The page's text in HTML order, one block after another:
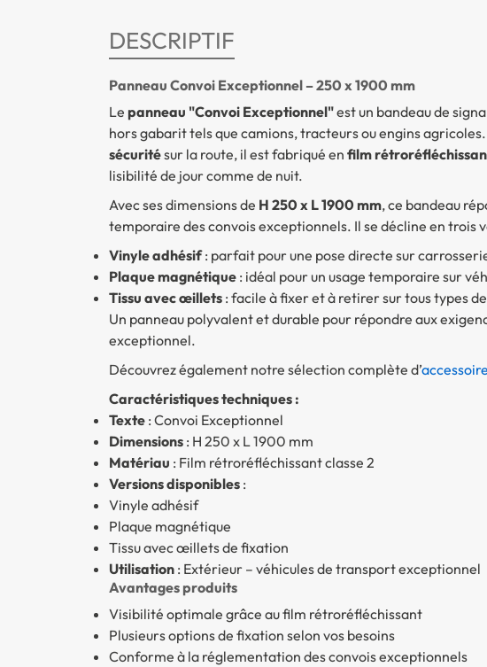
DESCRIPTIF
Panneau Convoi Exceptionnel – 250 x 1900 mm
Le panneau "Convoi Exceptionnel"est un bandeau de
hors gabarit tels que camions, tracteurs ou engins
sécuritésur la route, il est fabriqué en film
lisibilité de jour comme de nuit.
Avec ses dimensions de H 250 x L 1900 mm, ce bandeau
temporaire des convois exceptionnels. Il se décline en trois
Vinyle adhésif: parfait pour une pose directe sur
Plaque magnétique: idéal pour un usage temporaire sur
Tissu avec œillets: facile à fixer et à retirer sur tous types
Un panneau polyvalent et durable pour répondre aux
exceptionnel.
Découvrez également notre sélection complète d’
Caractéristiques techniques :
Texte: Convoi Exceptionnel
Dimensions: H 250 x L 1900 mm
Matériau : Film rétroréfléchissant classe 2
Versions disponibles:
Vinyle adhésif
Plaque magnétique
Tissu avec œillets de fixation
Utilisation: Extérieur – véhicules de transport exceptionnel
Avantages produits
Visibilité optimale grâce au film rétroréfléchissant
Plusieurs options de fixation selon vos besoins
Conforme à la réglementation des convois exceptionnels